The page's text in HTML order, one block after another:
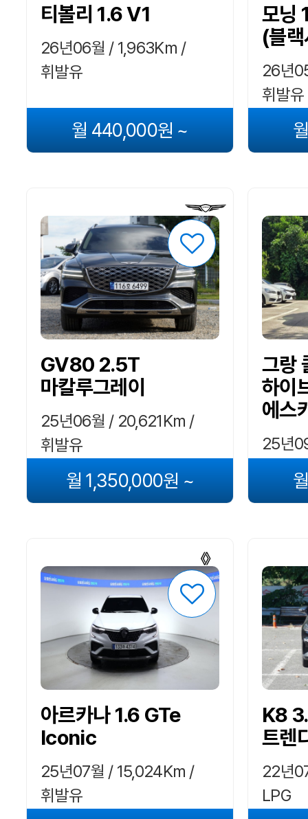
티볼리 1.6 V1
26년06월 / 1,963Km /
휘발유
월 440,000원 ~
모닝
(블
26년
휘발유
GV80 2.5T
마칼루그레이
25년06월 / 20,621Km /
휘발유
월 1,350,000원 ~
그랑
하이
에스
25년
하이
아르카나 1.6 GTe
Iconic
25년07월 / 15,024Km /
휘발유
K8
트렌
22년
LPG